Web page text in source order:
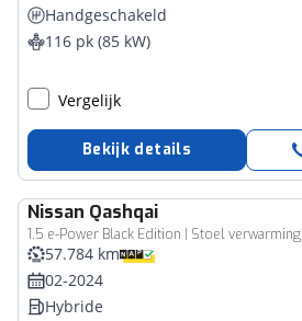
Handgeschakeld
116 pk (85 kW)
Vergelijk
Bekijk details
Nissan Qashqai
1.5 e-Power Black Edition | Stoel verwarming |
57.784 km
02-2024
Hybride